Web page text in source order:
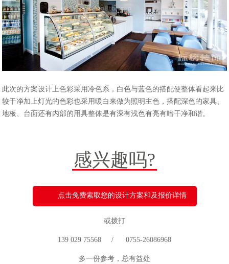
此次的方案设计上色彩采用冷色系，白色与蓝色的搭配使整体看起来比
较干净加上灯光的色彩也采用暖白来做为照明主色，搭配深色的家具、
地板、台面还有内部的用具整体是有深有浅色有亮有暗干净和谐。
感兴趣吗?
点击免费索取您的设计方案和及报价详情
或拨打
139 029 75568 / 0755-26086968
多一份参考，总有益处